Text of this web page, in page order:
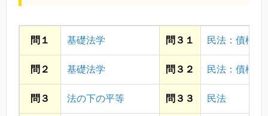
問１ 基礎法学 問３１ 民法：債権
問２ 基礎法学 問３２ 民法：債権
問３ 法の下の平等 問３３ 民法